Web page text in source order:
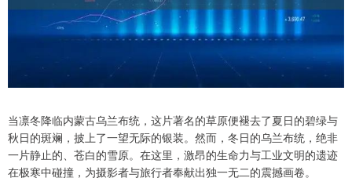
当凛冬降临内蒙古乌兰布统，这片著名的草原便褪去了夏日的碧绿与
秋日的斑斓，披上了一望无际的银装。然而，冬日的乌兰布统，绝非
一片静止的、苍白的雪原。在这里，激昂的生命力与工业文明的遗迹
在极寒中碰撞，为摄影者与旅行者奉献出独一无二的震撼画卷。